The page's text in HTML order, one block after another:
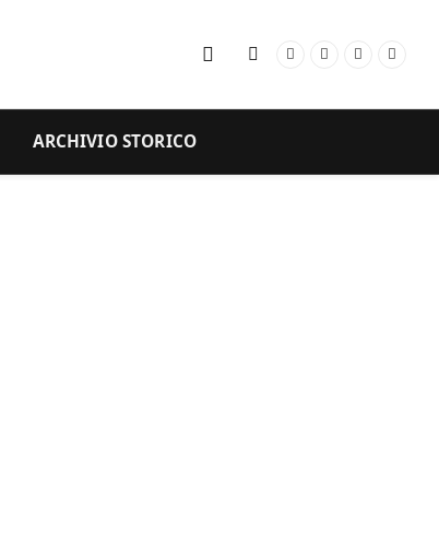
FacebookInstagram
YouTube
RSS
ARCHIVIO STORICO